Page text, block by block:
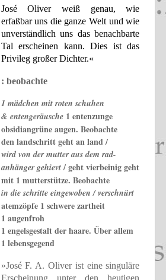
José Oliver weiß genau, wie
erfaßbar uns die ganze Welt und wie
unverständlich uns das benachbarte
Tal erscheinen kann. Dies ist das
Privileg großer Dichter.«
: beobachte
1 mädchen mit roten schuhen
& entengeräusche1 entenzunge
obsidiangrüne augen. Beobachte
den landschritt geht an land /
wird von der mutter aus dem rad-
anhänger gehievt/ geht vierbeinig geht
mit 1 mutterstütze. Beobachte
in die schritte eingewoben / verschnürt
atemzöpfe 1 schwere zartheit
1 augenfroh
1 engelsgestalt der haare. Über allem
1 lebensgegend
»José F. A. Oliver ist eine singuläre